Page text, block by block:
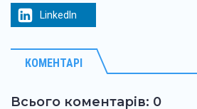
LinkedIn
КОМЕНТАРІ
Всього коментарів: 0